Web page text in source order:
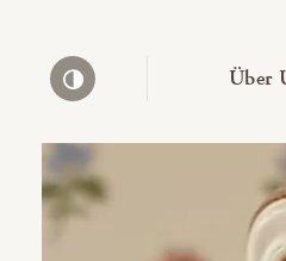
Über
Bio-Thek